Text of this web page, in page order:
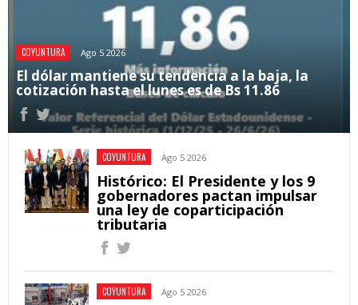
COYUNTURA Ago 5 2026
El dólar mantiene su tendencia a la baja, la
cotización hasta el lunes es de Bs 11.86
COYUNTURA Ago 5 2026
Histórico: El Presidente y los 9
gobernadores pactan impulsar
una ley de coparticipación
tributaria
COYUNTURA Ago 5 2026